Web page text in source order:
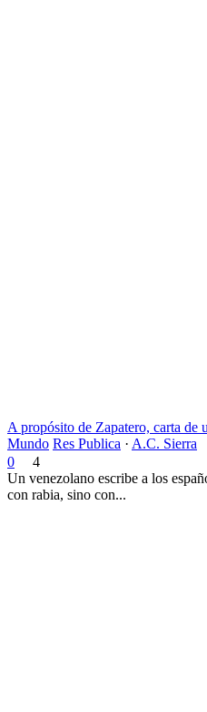
A propósito de Zapatero, carta de
Mundo Res Publica · A.C. Sierra
0
4
Un venezolano escribe a los
con rabia, sino con...